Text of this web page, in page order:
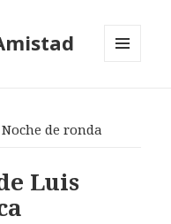
Noche de ronda
Luis